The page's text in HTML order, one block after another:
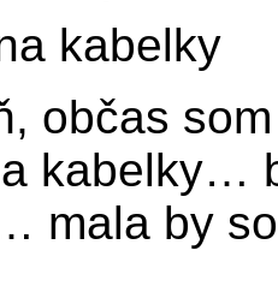
kabelky
občas
kabelky…
mala by